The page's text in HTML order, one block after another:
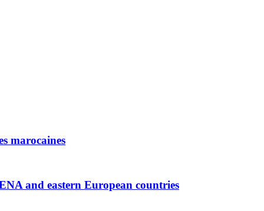
marocaines
and eastern European countries